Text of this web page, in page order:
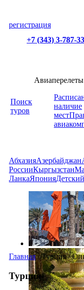
регистрация
+7 (343) 3-787-
Поиск
туров
Авиаперелеты
наличие
мест
АбхазияАзербайджан
РоссииКыргызстан
ЛанкаЯпония
Главная /Турция/
Турция